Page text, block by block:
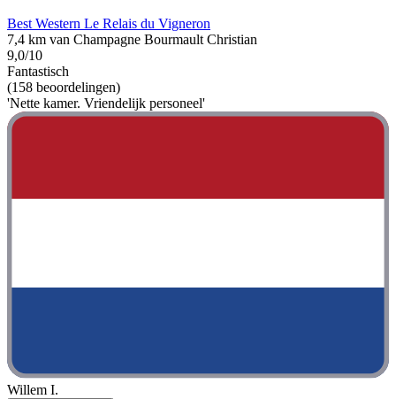
Best Western Le Relais du Vigneron
7,4 km van Champagne Bourmault Christian
9,0/10
Fantastisch
(158 beoordelingen)
'Nette kamer. Vriendelijk personeel'
Willem I.